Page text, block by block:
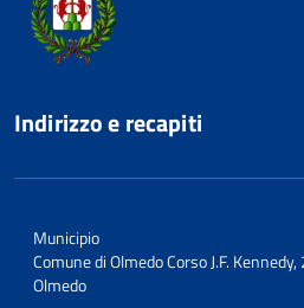
Indirizzo e recapiti
Municipio
Comune di Olmedo Corso J.F. Kennedy,
Olmedo